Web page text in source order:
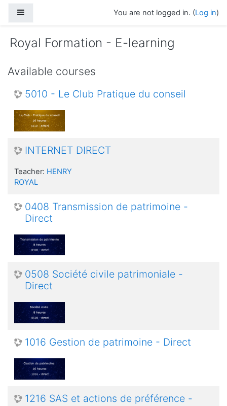
You are not logged in. (Log in)
Royal Formation - E-learning
Available courses
5010 - Le Club Pratique du conseil
INTERNET DIRECT
Teacher: HENRY
ROYAL
0408 Transmission de patrimoine -
Direct
0508 Société civile patrimoniale -
Direct
1016 Gestion de patrimoine - Direct
1216 SAS et actions de préférence -